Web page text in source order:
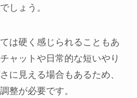
しょう。
は硬く感じられることもあ
ャットや日常的な短いやり
に見える場合もあるため、
整が必要です。